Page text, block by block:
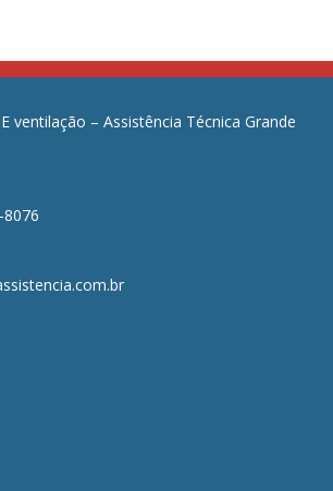
ventilação – Assistência Técnica Grande